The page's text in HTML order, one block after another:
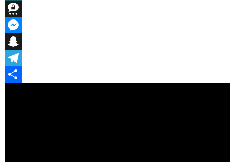
XING
Threema
Messenger
Snapchat
Telegram